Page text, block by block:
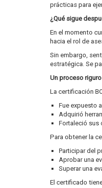
prácticas para
¿Qué sigue
En el momento
hacia el rol de
Sin embargo,
estratégica. Se
Un proceso
La certificación
Fue expuesto
Adquirió
Fortaleció sus
Para obtener la
Participar del
Aprobar una
Superar una
El certificado